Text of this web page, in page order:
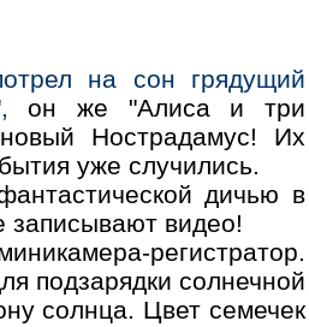
на сон грядущий
он же "Алиса и три
Нострадамус! Их
уже случились.
дичью в
записывают видео!
регистратор.
подзарядки солнечной
солнца. Цвет семечек